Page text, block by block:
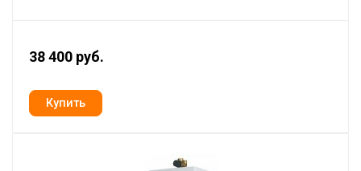
38 400 руб.